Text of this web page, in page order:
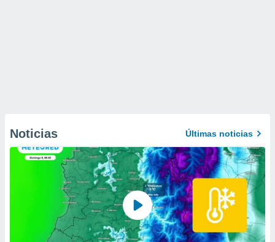
Noticias Últimas noticias